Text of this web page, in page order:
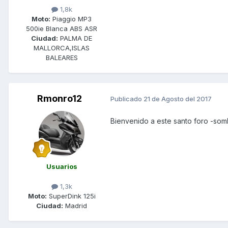
1,8k
Moto: Piaggio MP3
500ie Blanca ABS ASR
Ciudad: PALMA DE
MALLORCA,ISLAS
BALEARES
Rmonro12
Usuarios
1,3k
Moto: SuperDink 125i
Ciudad: Madrid
Publicado 21 de Agosto del 2017
Bienvenido a este santo foro -